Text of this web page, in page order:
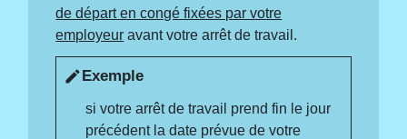
de départ en congé fixées par votre
employeur avant votre arrêt de travail.
editExemple
si votre arrêt de travail prend fin le jour
précédent la date prévue de votre